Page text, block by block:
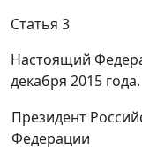
Статья 3
Настоящий
декабря 2015 года.
Президент
Федерации